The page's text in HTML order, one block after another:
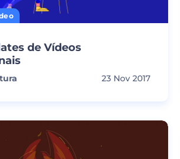
de Vídeos
23 Nov 2017